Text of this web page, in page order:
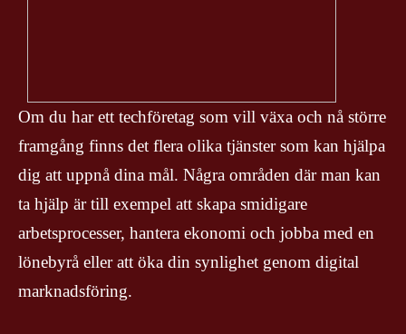
Om du har ett techföretag som vill växa och nå större
framgång finns det flera olika tjänster som kan hjälpa
dig att uppnå dina mål. Några områden där man kan
ta hjälp är till exempel att skapa smidigare
arbetsprocesser, hantera ekonomi och jobba med en
lönebyrå eller att öka din synlighet genom digital
marknadsföring.